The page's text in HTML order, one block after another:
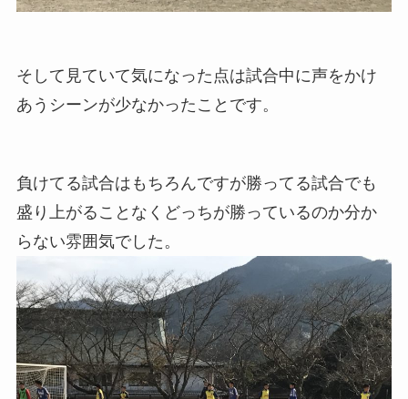
そして見ていて気になった点は試合中に声をかけ
あうシーンが少なかったことです。
負けてる試合はもちろんですが勝ってる試合でも
盛り上がることなくどっちが勝っているのか分か
らない雰囲気でした。